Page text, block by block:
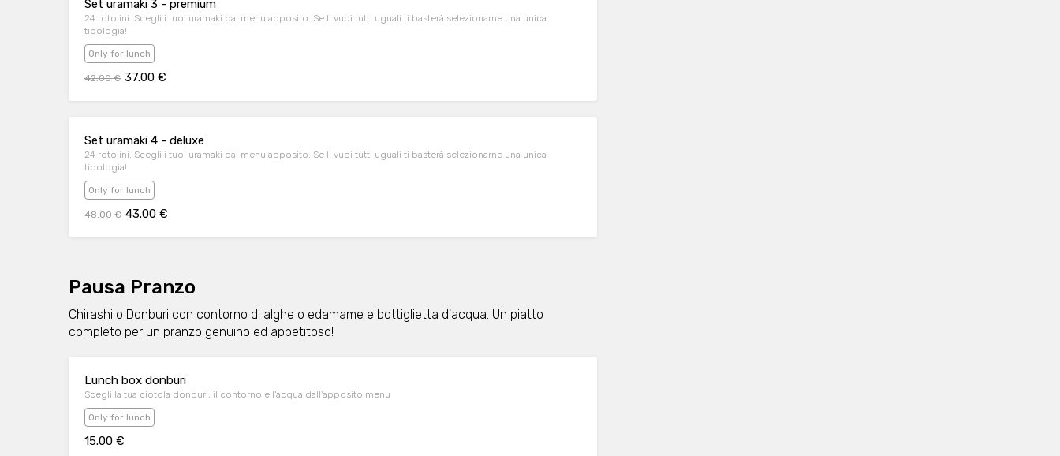
Set uramaki 3 - premium
24 rotolini. Scegli i tuoi uramaki dal menu apposito. Se li vuoi tutti uguali ti basterà selezionarne una unica
tipologia!
Only for lunch
42.00 € 37.00 €
Set uramaki 4 - deluxe
24 rotolini. Scegli i tuoi uramaki dal menu apposito. Se li vuoi tutti uguali ti basterà selezionarne una unica
tipologia!
Only for lunch
48.00 € 43.00 €
Pausa Pranzo
Chirashi o Donburi con contorno di alghe o edamame e bottiglietta d'acqua. Un piatto
completo per un pranzo genuino ed appetitoso!
Lunch box donburi
Scegli la tua ciotola donburi, il contorno e l'acqua dall'apposito menu
Only for lunch
15.00 €